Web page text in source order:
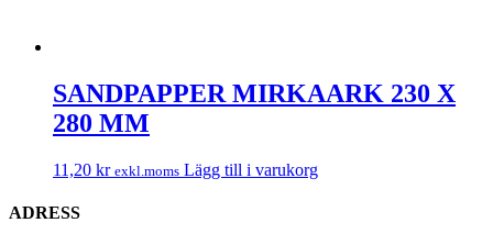
SANDPAPPER MIRKAARK 230 X
280 MM
11,20 kr exkl.moms Lägg till i varukorg
ADRESS